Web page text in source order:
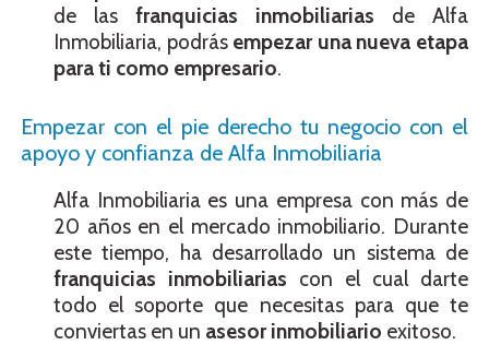
de las franquicias inmobiliarias de Alfa
Inmobiliaria, podrás empezar una nueva etapa
para ti como empresario.
Empezar con el pie derecho tu negocio con el
apoyo y confianza de Alfa Inmobiliaria
Alfa Inmobiliaria es una empresa con más de
20 años en el mercado inmobiliario. Durante
este tiempo, ha desarrollado un sistema de
franquicias inmobiliarias con el cual darte
todo el soporte que necesitas para que te
conviertas en un asesor inmobiliario exitoso.